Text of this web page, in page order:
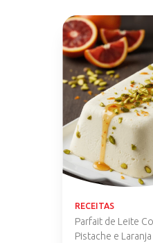
RECEITAS
Parfait de Leite
Pistache e